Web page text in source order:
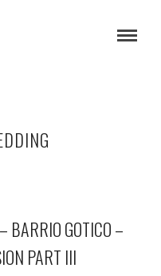
BARRIO GOTICO –
PART III